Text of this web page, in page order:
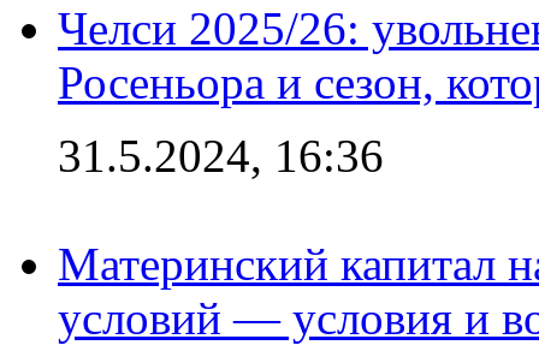
Челси 2025/26:
Росеньора и сезон,
31.5.2024, 16:36
Материнский капитал
условий — условия и